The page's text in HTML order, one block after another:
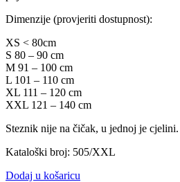
Dimenzije (provjeriti dostupnost):
XS < 80cm
S 80 – 90 cm
M 91 – 100 cm
L 101 – 110 cm
XL 111 – 120 cm
XXL 121 – 140 cm
Steznik nije na čičak, u jednoj je cjelini.
Kataloški broj: 505/XXL
Dodaj u košaricu